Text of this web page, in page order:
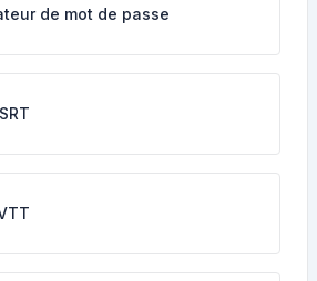
de mot de passe